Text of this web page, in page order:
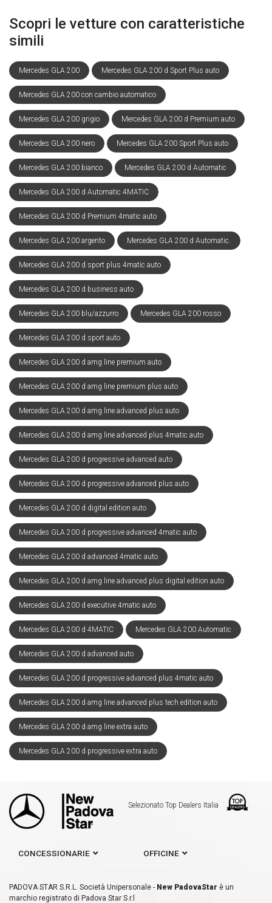
Scopri le vetture con caratteristiche
simili
Mercedes GLA 200 Mercedes GLA 200 d Sport Plus auto
Mercedes GLA 200 con cambio automatico
Mercedes GLA 200 grigio Mercedes GLA 200 d Premium auto
Mercedes GLA 200 nero Mercedes GLA 200 Sport Plus auto
Mercedes GLA 200 bianco Mercedes GLA 200 d Automatic
Mercedes GLA 200 d Automatic 4MATIC
Mercedes GLA 200 d Premium 4matic auto
Mercedes GLA 200 argento Mercedes GLA 200 d Automatic.
Mercedes GLA 200 d sport plus 4matic auto
Mercedes GLA 200 d business auto
Mercedes GLA 200 blu/azzurro Mercedes GLA 200 rosso
Mercedes GLA 200 d sport auto
Mercedes GLA 200 d amg line premium auto
Mercedes GLA 200 d amg line premium plus auto
Mercedes GLA 200 d amg line advanced plus auto
Mercedes GLA 200 d amg line advanced plus 4matic auto
Mercedes GLA 200 d progressive advanced auto
Mercedes GLA 200 d progressive advanced plus auto
Mercedes GLA 200 d digital edition auto
Mercedes GLA 200 d progressive advanced 4matic auto
Mercedes GLA 200 d advanced 4matic auto
Mercedes GLA 200 d amg line advanced plus digital edition auto
Mercedes GLA 200 d executive 4matic auto
Mercedes GLA 200 d 4MATIC Mercedes GLA 200 Automatic
Mercedes GLA 200 d advanced auto
Mercedes GLA 200 d progressive advanced plus 4matic auto
Mercedes GLA 200 d amg line advanced plus tech edition auto
Mercedes GLA 200 d amg line extra auto
Mercedes GLA 200 d progressive extra auto
Selezionato Top Dealers Italia
CONCESSIONARIE OFFICINE
PADOVA STAR S.R.L. Società Unipersonale - New PadovaStar è un
marchio registrato di Padova Star S.r.l